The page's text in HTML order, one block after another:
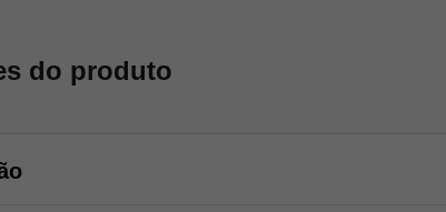
do produto